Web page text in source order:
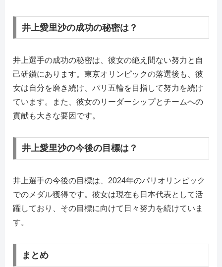
井上愛里沙の成功の秘密は？
井上選手の成功の秘密は、彼女の絶え間ない努力と自
己研鑽にあります。東京オリンピックの落選後も、彼
女は自分を磨き続け、パリ五輪を目指して努力を続け
ています。また、彼女のリーダーシップとチームへの
貢献も大きな要因です。
井上愛里沙の今後の目標は？
井上選手の今後の目標は、2024年のパリオリンピック
でのメダル獲得です。彼女は現在も日本代表として活
躍しており、その目標に向けて日々努力を続けていま
す。
まとめ